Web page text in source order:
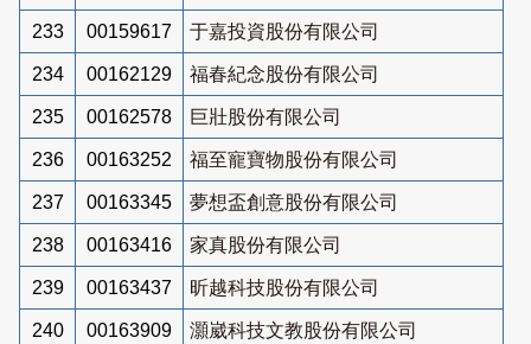
233 00159617 于嘉投資股份有限公司
234 00162129 福春紀念股份有限公司
235 00162578 巨壯股份有限公司
236 00163252 福至寵寶物股份有限公司
237 00163345 夢想盃創意股份有限公司
238 00163416 家真股份有限公司
239 00163437 昕越科技股份有限公司
240 00163909 灝崴科技文教股份有限公司